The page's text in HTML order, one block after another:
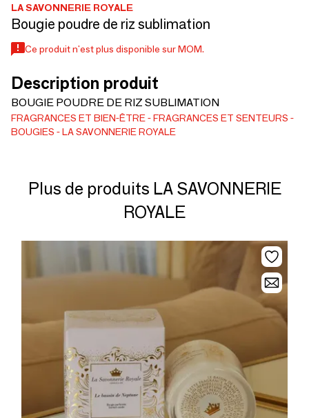
LA SAVONNERIE ROYALE
Bougie poudre de riz sublimation
Ce produit n'est plus disponible sur MOM.
Description produit
BOUGIE POUDRE DE RIZ SUBLIMATION
FRAGRANCES ET BIEN-ÊTRE
FRAGRANCES ET SENTEURS
BOUGIES
LA SAVONNERIE ROYALE
Plus de produits LA SAVONNERIE
ROYALE